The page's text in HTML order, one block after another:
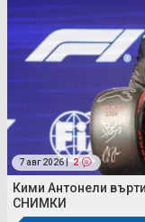
7 авг 2026 | 2
Кими Антонели
СНИМКИ